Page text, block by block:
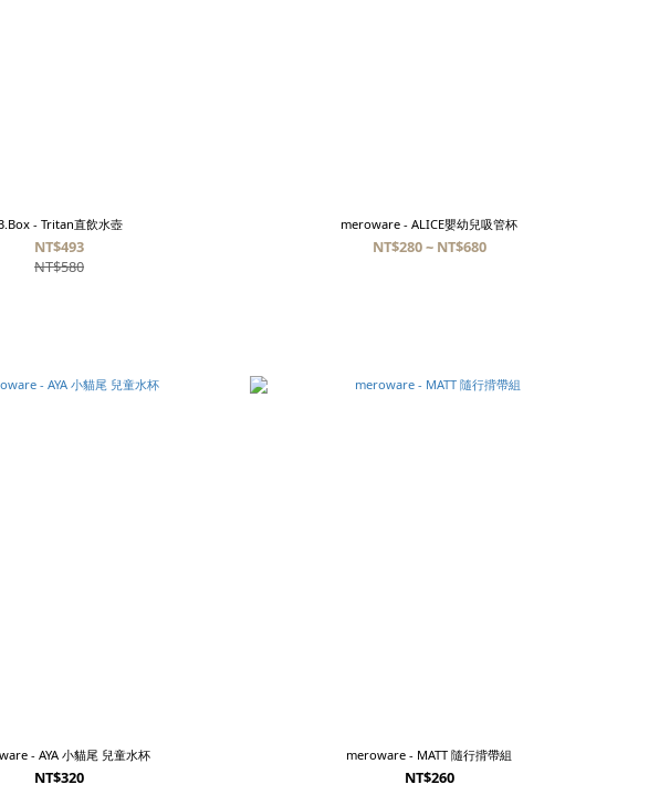
- Tritan直飲水壺
NT$493
NT$580
meroware - ALICE嬰幼兒吸管杯
NT$280 ~ NT$680
- AYA 小貓尾 兒童水杯
NT$320
meroware - MATT 隨行揹帶組
NT$260